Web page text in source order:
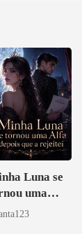
Luna se
uma
depois que